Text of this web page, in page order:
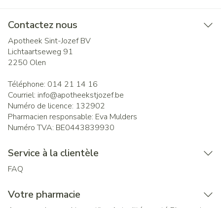
Contactez nous
Apotheek Sint-Jozef BV
Lichtaartseweg 91
2250 Olen
Téléphone: 014 21 14 16
Courriel: info@apotheekstjozef.be
Numéro de licence: 132902
Pharmacien responsable: Eva Mulders
Numéro TVA: BE0443839930
Service à la clientèle
FAQ
Votre pharmacie